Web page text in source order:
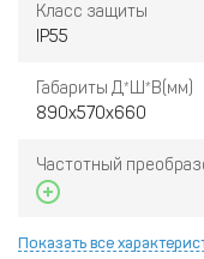
Класс защиты
IP55
Габариты Д*Ш*В(мм)
890х570х660
Частотный
Показать все